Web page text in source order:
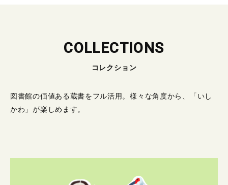
COLLECTIONS
コレクション
図書館の価値ある蔵書をフル活用。様々な角度から、「いし
かわ」が楽しめます。